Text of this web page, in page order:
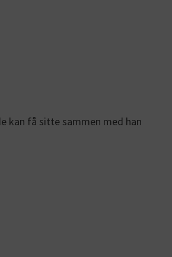
kan få sitte sammen med han